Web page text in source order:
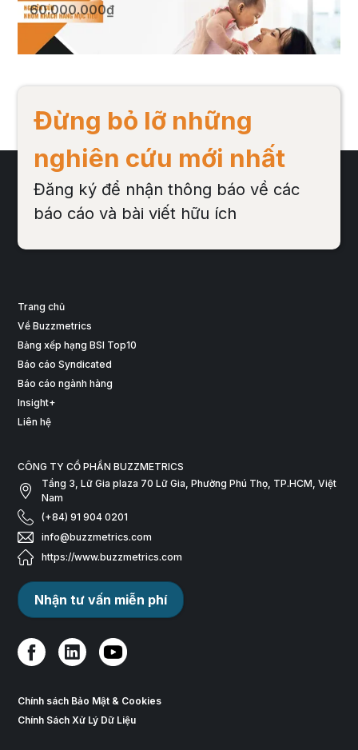
60.000.000₫
Xem sản phẩm
Đừng bỏ lỡ những
nghiên cứu mới nhất
Đăng ký để nhận thông báo về các
báo cáo và bài viết hữu ích
Trang chủ
Về Buzzmetrics
Bảng xếp hạng BSI Top10
Báo cáo Syndicated
Báo cáo ngành hàng
Insight+
Liên hệ
CÔNG TY CỔ PHẦN BUZZMETRICS
Tầng 3, Lữ Gia plaza 70 Lữ Gia, Phường Phú Thọ, TP.HCM, Việt
Nam
(+84) 91 904 0201
info@buzzmetrics.com
https://www.buzzmetrics.com
Nhận tư vấn miễn phí
Chính sách Bảo Mật & Cookies
Chính Sách Xử Lý Dữ Liệu